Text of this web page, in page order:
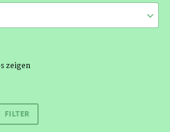
zeigen
FILTER